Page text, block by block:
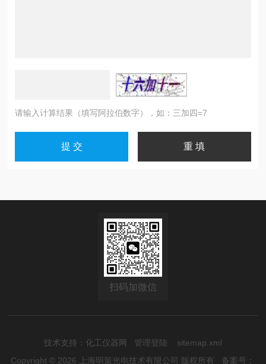
请输入计算结果（填写阿拉伯数字），如：三加四=7
扫码加微信
技术支持： 化工仪器网 管理登陆
sitemap.xml
Copyright © 2026 上海明策光电技术有限公司 版权所有 备案号：